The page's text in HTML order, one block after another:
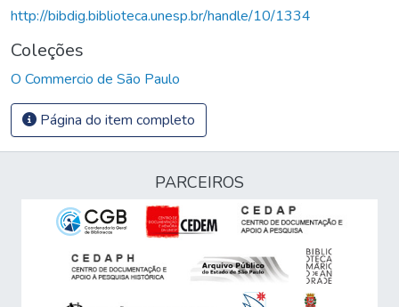
http://bibdig.biblioteca.unesp.br/handle/10/1334
Coleções
O Commercio de São Paulo
Página do item completo
PARCEIROS